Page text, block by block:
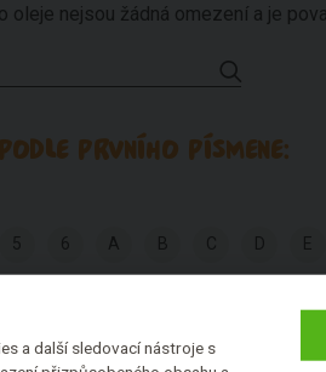
oleje nejsou žádná omezení a je
PRVNÍHO PÍSMENE:
5 6 A B C D E
a další sledovací nástroje s